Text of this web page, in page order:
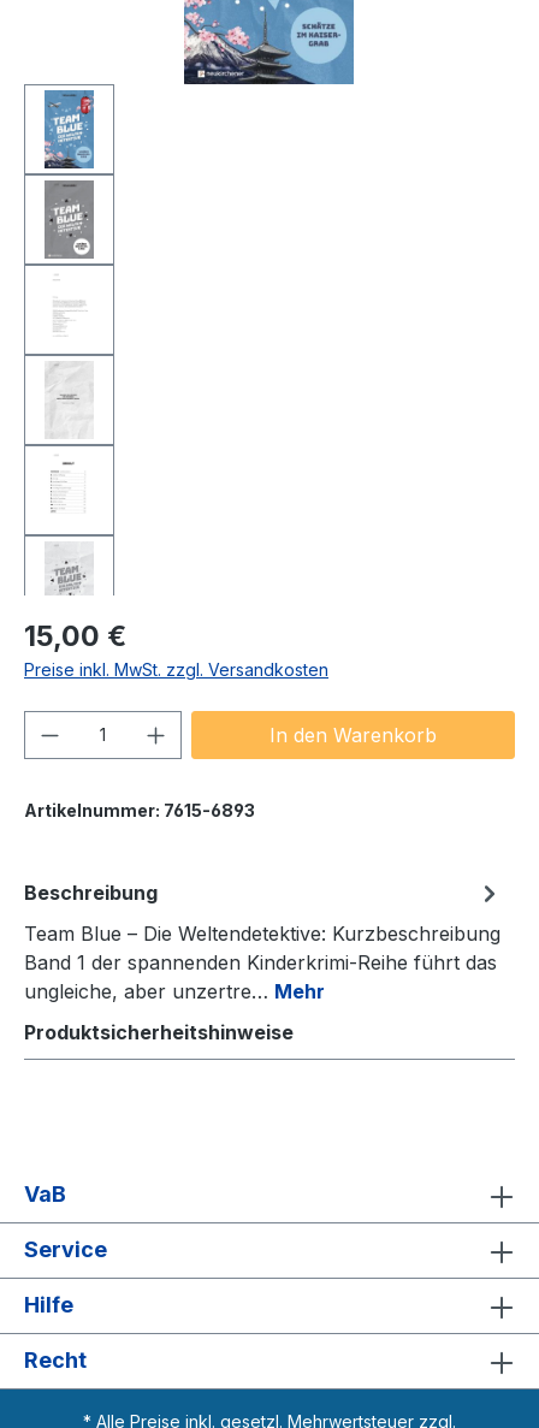
Regulärer Preis:
15,00 €
Preise inkl. MwSt. zzgl. Versandkosten
Produkt Anzahl: Gib denIn den Warenkorb
Artikelnummer: 7615-6893
Beschreibung
Team Blue – Die Weltendetektive: Kurzbeschreibung
Band 1 der spannenden Kinderkrimi-Reihe führt das
ungleiche, aber unzertre… Mehr
Produktsicherheitshinweise
VaB
Service
Hilfe
Recht
* Alle Preise inkl. gesetzl. Mehrwertsteuer zzgl.